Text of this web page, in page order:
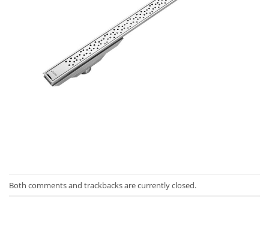
Both comments and trackbacks are currently closed.